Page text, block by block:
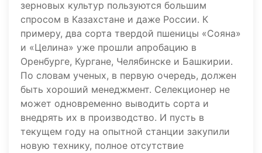
зерновых культур пользуются большим
спросом в Казахстане и даже России. К
примеру, два сорта твердой пшеницы «Сояна»
и «Целина» уже прошли апробацию в
Оренбурге, Кургане, Челябинске и Башкирии.
По словам ученых, в первую очередь, должен
быть хороший менеджмент. Селекционер не
может одновременно выводить сорта и
внедрять их в производство. И пусть в
текущем году на опытной станции закупили
новую технику, полное отсутствие